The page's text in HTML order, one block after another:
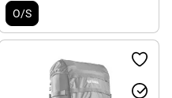
O/S